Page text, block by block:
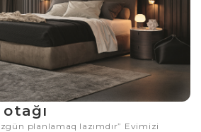
planlamaq lazımdır” Evimizi